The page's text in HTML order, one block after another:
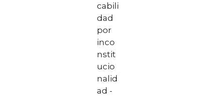
cabili
dad
por
inco
nstit
ucio
nalid
ad -